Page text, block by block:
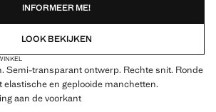
INFORMEER ME!
LOOK BEKIJKEN
Semi-transparant ontwerp. Rechte snit. Ronde
elastische en geplooide manchetten.
aan de voorkant